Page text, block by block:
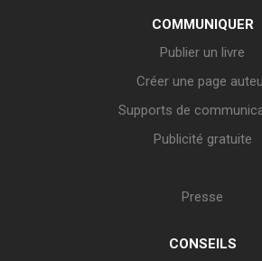
COMMUNIQUER
Publier un livre
Créer une page
Supports de
Publicité gratuite
Presse
CONSEILS